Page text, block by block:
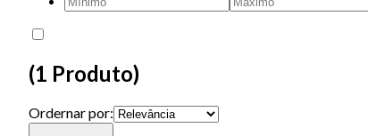
(1 Produto)
Ordernar por: